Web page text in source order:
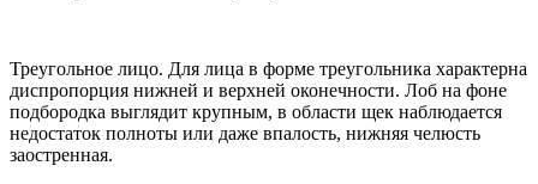
Треугольное лицо. Для лица в форме треугольника характерна
диспропорция нижней и верхней оконечности. Лоб на фоне
подбородка выглядит крупным, в области щек наблюдается
недостаток полноты или даже впалость, нижняя челюсть
заостренная.